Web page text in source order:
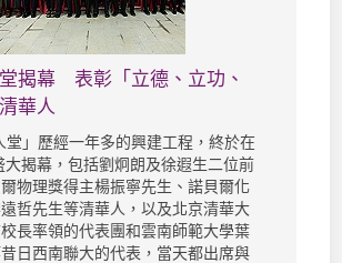
揭幕 表彰「立德、立功、
華人
堂」歷經一年多的興建工程，終於在
大揭幕，包括劉炯朗及徐遐生二位前
物理獎得主楊振寧先生、諾貝爾化
哲先生等清華人，以及北京清華大
長率領的代表團和雲南師範大學葉
日西南聯大的代表，當天都出席與